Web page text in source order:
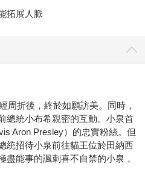
拓展人脈
周折後，終於如願訪美。同時，
總統小布希親密的互動。小泉首
Aron Presley）的忠實粉絲。但
統招待小泉前往貓王位於田納西
盡能事的諷刺喜不自禁的小泉，